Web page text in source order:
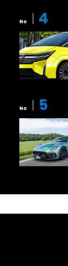
ン設定とグレード
2018年のマイナ
が変わり、2019
ードもあるため
＋BSG（マイル
ハイブリッド）
ボ、2Lターボデ
上級モデルの出
No 4
No 5